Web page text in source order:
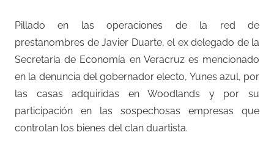
Pillado en las operaciones de la red de
prestanombres de Javier Duarte, el ex delegado de la
Secretaría de Economía en Veracruz es mencionado
en la denuncia del gobernador electo, Yunes azul, por
las casas adquiridas en Woodlands y por su
participación en las sospechosas empresas que
controlan los bienes del clan duartista.